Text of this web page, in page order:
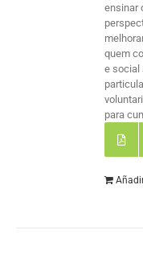
ensinar
quem
e social
para